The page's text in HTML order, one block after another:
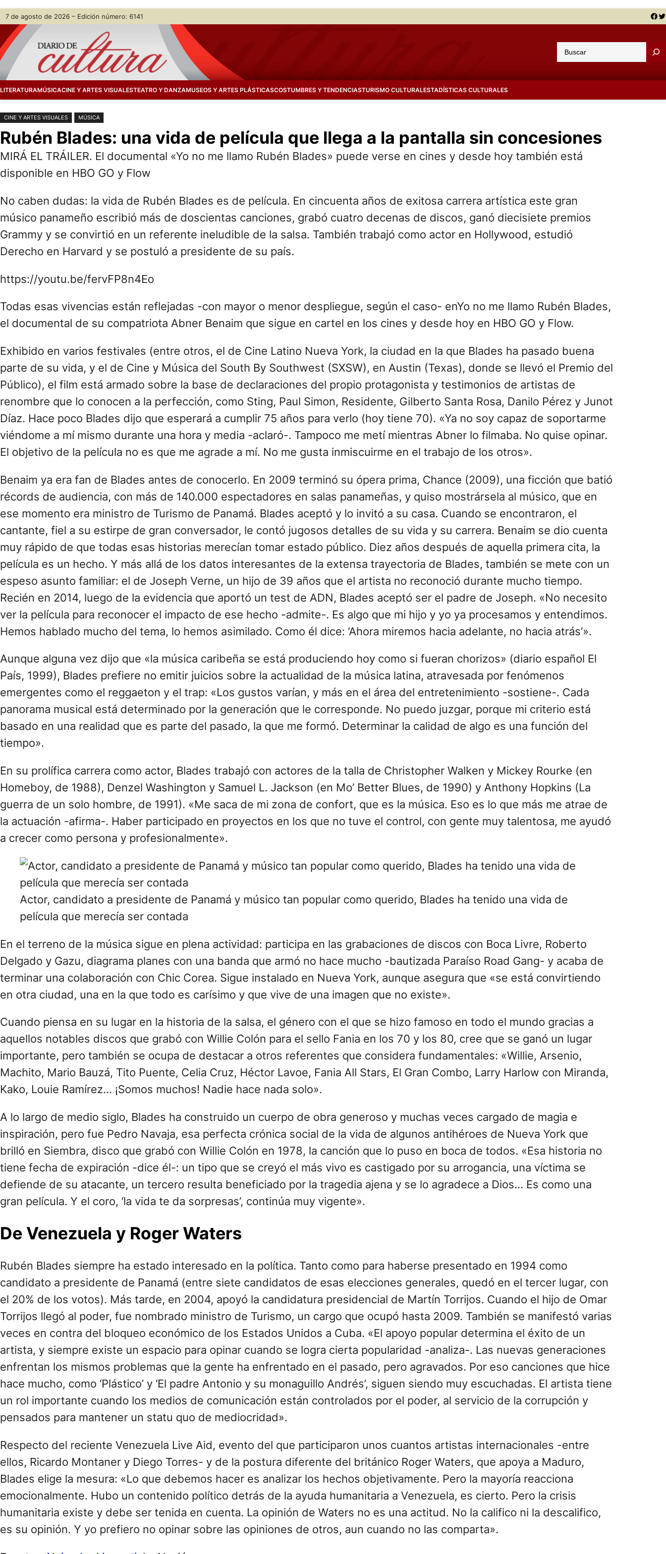
Saltar
contenido
Skip
content
7 de agosto de 2026 – Edición número: 6141 Facebook Twitter
u
a
LITERATURAMÚSICACINE Y ARTES VISUALESTEATRO Y DANZAMUSEOS Y ARTES PLÁSTICASCOSTUMBRES Y TENDENCIASTURISMO CULTURALESTADÍSTICAS CULTURALES
CINE Y ARTES VISUALES MÚSICA
Rubén Blades: una vida de película que llega a la pantalla sin concesiones
MIRÁ EL TRÁILER. El documental «Yo no me llamo Rubén Blades» puede verse en cines y desde hoy también está
disponible en HBO GO y Flow
No caben dudas: la vida de Rubén Blades es de película. En cincuenta años de exitosa carrera artística este gran
músico panameño escribió más de doscientas canciones, grabó cuatro decenas de discos, ganó diecisiete premios
Grammy y se convirtió en un referente ineludible de la salsa. También trabajó como actor en Hollywood, estudió
Derecho en Harvard y se postuló a presidente de su país.
https://youtu.be/fervFP8n4Eo
Todas esas vivencias están reflejadas -con mayor o menor despliegue, según el caso- enYo no me llamo Rubén Blades,
el documental de su compatriota Abner Benaim que sigue en cartel en los cines y desde hoy en HBO GO y Flow.
Exhibido en varios festivales (entre otros, el de Cine Latino Nueva York, la ciudad en la que Blades ha pasado buena
parte de su vida, y el de Cine y Música del South By Southwest (SXSW), en Austin (Texas), donde se llevó el Premio del
Público), el film está armado sobre la base de declaraciones del propio protagonista y testimonios de artistas de
renombre que lo conocen a la perfección, como Sting, Paul Simon, Residente, Gilberto Santa Rosa, Danilo Pérez y Junot
Díaz. Hace poco Blades dijo que esperará a cumplir 75 años para verlo (hoy tiene 70). «Ya no soy capaz de soportarme
viéndome a mí mismo durante una hora y media -aclaró-. Tampoco me metí mientras Abner lo filmaba. No quise opinar.
El objetivo de la película no es que me agrade a mí. No me gusta inmiscuirme en el trabajo de los otros».
Benaim ya era fan de Blades antes de conocerlo. En 2009 terminó su ópera prima, Chance (2009), una ficción que batió
récords de audiencia, con más de 140.000 espectadores en salas panameñas, y quiso mostrársela al músico, que en
ese momento era ministro de Turismo de Panamá. Blades aceptó y lo invitó a su casa. Cuando se encontraron, el
cantante, fiel a su estirpe de gran conversador, le contó jugosos detalles de su vida y su carrera. Benaim se dio cuenta
muy rápido de que todas esas historias merecían tomar estado público. Diez años después de aquella primera cita, la
película es un hecho. Y más allá de los datos interesantes de la extensa trayectoria de Blades, también se mete con un
espeso asunto familiar: el de Joseph Verne, un hijo de 39 años que el artista no reconoció durante mucho tiempo.
Recién en 2014, luego de la evidencia que aportó un test de ADN, Blades aceptó ser el padre de Joseph. «No necesito
ver la película para reconocer el impacto de ese hecho -admite-. Es algo que mi hijo y yo ya procesamos y entendimos.
Hemos hablado mucho del tema, lo hemos asimilado. Como él dice: ‘Ahora miremos hacia adelante, no hacia atrás’».
Aunque alguna vez dijo que «la música caribeña se está produciendo hoy como si fueran chorizos» (diario español El
País, 1999), Blades prefiere no emitir juicios sobre la actualidad de la música latina, atravesada por fenómenos
emergentes como el reggaeton y el trap: «Los gustos varían, y más en el área del entretenimiento -sostiene-. Cada
panorama musical está determinado por la generación que le corresponde. No puedo juzgar, porque mi criterio está
basado en una realidad que es parte del pasado, la que me formó. Determinar la calidad de algo es una función del
tiempo».
En su prolífica carrera como actor, Blades trabajó con actores de la talla de Christopher Walken y Mickey Rourke (en
Homeboy, de 1988), Denzel Washington y Samuel L. Jackson (en Mo’ Better Blues, de 1990) y Anthony Hopkins (La
guerra de un solo hombre, de 1991). «Me saca de mi zona de confort, que es la música. Eso es lo que más me atrae de
la actuación -afirma-. Haber participado en proyectos en los que no tuve el control, con gente muy talentosa, me ayudó
a crecer como persona y profesionalmente».
Actor, candidato a presidente de Panamá y músico tan popular como querido, Blades ha tenido una vida de
película que merecía ser contada
En el terreno de la música sigue en plena actividad: participa en las grabaciones de discos con Boca Livre, Roberto
Delgado y Gazu, diagrama planes con una banda que armó no hace mucho -bautizada Paraíso Road Gang- y acaba de
terminar una colaboración con Chic Corea. Sigue instalado en Nueva York, aunque asegura que «se está convirtiendo
en otra ciudad, una en la que todo es carísimo y que vive de una imagen que no existe».
Cuando piensa en su lugar en la historia de la salsa, el género con el que se hizo famoso en todo el mundo gracias a
aquellos notables discos que grabó con Willie Colón para el sello Fania en los 70 y los 80, cree que se ganó un lugar
importante, pero también se ocupa de destacar a otros referentes que considera fundamentales: «Willie, Arsenio,
Machito, Mario Bauzá, Tito Puente, Celia Cruz, Héctor Lavoe, Fania All Stars, El Gran Combo, Larry Harlow con Miranda,
Kako, Louie Ramírez… ¡Somos muchos! Nadie hace nada solo».
A lo largo de medio siglo, Blades ha construido un cuerpo de obra generoso y muchas veces cargado de magia e
inspiración, pero fue Pedro Navaja, esa perfecta crónica social de la vida de algunos antihéroes de Nueva York que
brilló en Siembra, disco que grabó con Willie Colón en 1978, la canción que lo puso en boca de todos. «Esa historia no
tiene fecha de expiración -dice él-: un tipo que se creyó el más vivo es castigado por su arrogancia, una víctima se
defiende de su atacante, un tercero resulta beneficiado por la tragedia ajena y se lo agradece a Dios… Es como una
gran película. Y el coro, ‘la vida te da sorpresas’, continúa muy vigente».
De Venezuela y Roger Waters
Rubén Blades siempre ha estado interesado en la política. Tanto como para haberse presentado en 1994 como
candidato a presidente de Panamá (entre siete candidatos de esas elecciones generales, quedó en el tercer lugar, con
el 20% de los votos). Más tarde, en 2004, apoyó la candidatura presidencial de Martín Torrijos. Cuando el hijo de Omar
Torrijos llegó al poder, fue nombrado ministro de Turismo, un cargo que ocupó hasta 2009. También se manifestó varias
veces en contra del bloqueo económico de los Estados Unidos a Cuba. «El apoyo popular determina el éxito de un
artista, y siempre existe un espacio para opinar cuando se logra cierta popularidad -analiza-. Las nuevas generaciones
enfrentan los mismos problemas que la gente ha enfrentado en el pasado, pero agravados. Por eso canciones que hice
hace mucho, como ‘Plástico’ y ‘El padre Antonio y su monaguillo Andrés’, siguen siendo muy escuchadas. El artista tiene
un rol importante cuando los medios de comunicación están controlados por el poder, al servicio de la corrupción y
pensados para mantener un statu quo de mediocridad».
Respecto del reciente Venezuela Live Aid, evento del que participaron unos cuantos artistas internacionales -entre
ellos, Ricardo Montaner y Diego Torres- y de la postura diferente del británico Roger Waters, que apoya a Maduro,
Blades elige la mesura: «Lo que debemos hacer es analizar los hechos objetivamente. Pero la mayoría reacciona
emocionalmente. Hubo un contenido político detrás de la ayuda humanitaria a Venezuela, es cierto. Pero la crisis
humanitaria existe y debe ser tenida en cuenta. La opinión de Waters no es una actitud. No la califico ni la descalifico,
es su opinión. Y yo prefiero no opinar sobre las opiniones de otros, aun cuando no las comparta».